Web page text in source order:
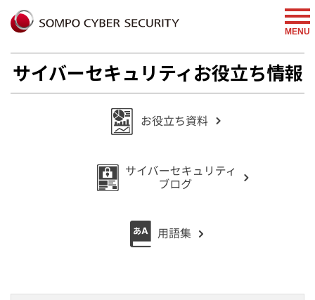
MENU
サイバーセキュリティお役立ち情報